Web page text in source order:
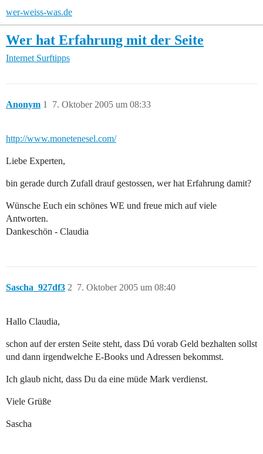
wer-weiss-was.de
Wer hat Erfahrung mit der Seite
Internet Surftipps
Anonym 7. Oktober 2005 um 08:33
1
http://www.monetenesel.com/
Liebe Experten,
bin gerade durch Zufall drauf gestossen, wer hat Erfahrung damit?
Wünsche Euch ein schönes WE und freue mich auf viele
Antworten.
Dankeschön - Claudia
Sascha_927df3 7. Oktober 2005 um 08:40
2
Hallo Claudia,
schon auf der ersten Seite steht, dass Dú vorab Geld bezhalten sollst
und dann irgendwelche E-Books und Adressen bekommst.
Ich glaub nicht, dass Du da eine müde Mark verdienst.
Viele Grüße
Sascha